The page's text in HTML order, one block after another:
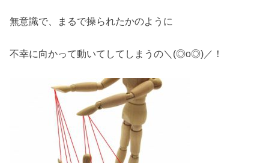
無意識で、まるで操られたかのように
不幸に向かって動いてしてしまうの＼(◎o◎)／！